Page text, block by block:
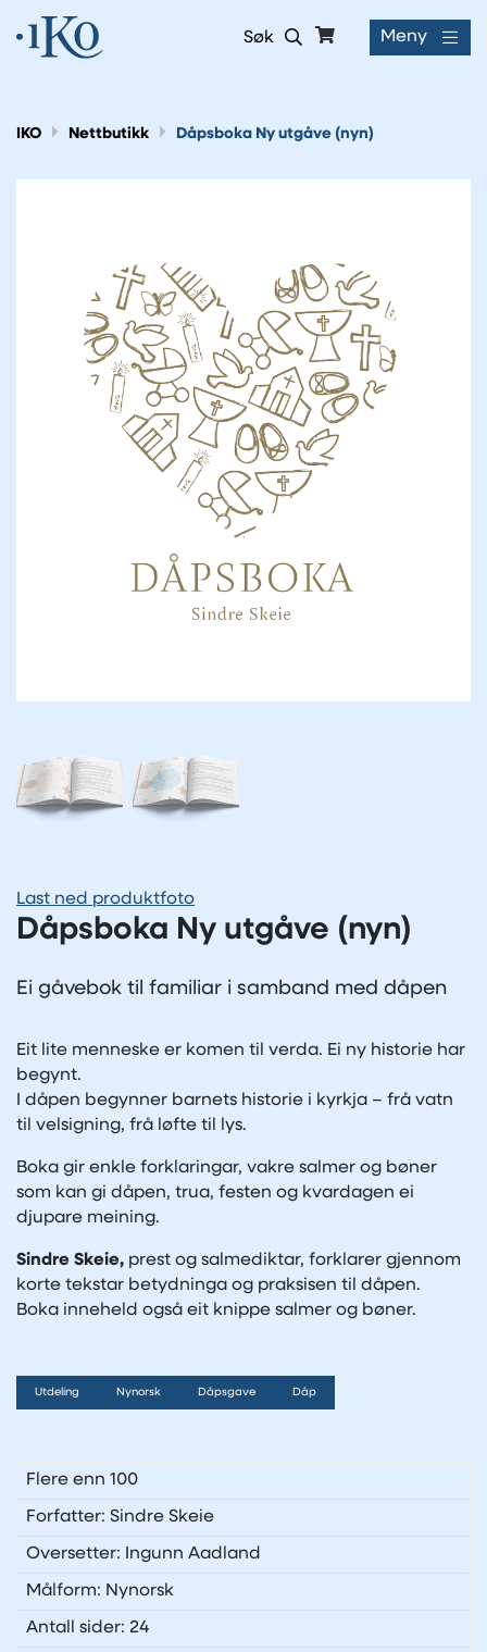
Søk Meny
IKO Nettbutikk Dåpsboka Ny utgåve (nyn)
Last ned produktfoto
Dåpsboka Ny utgåve (nyn)
Ei gåvebok til familiar i samband med dåpen
Eit lite menneske er komen til verda. Ei ny historie har
begynt.
I dåpen begynner barnets historie i kyrkja – frå vatn
til velsigning, frå løfte til lys.
Boka gir enkle forklaringar, vakre salmer og bøner
som kan gi dåpen, trua, festen og kvardagen ei
djupare meining.
Sindre Skeie, prest og salmediktar, forklarer gjennom
korte tekstar betydninga og praksisen til dåpen.
Boka inneheld også eit knippe salmer og bøner.
Utdeling Nynorsk Dåpsgave Dåp
Flere enn 100
Forfatter: Sindre Skeie
Oversetter: Ingunn Aadland
Målform: Nynorsk
Antall sider: 24